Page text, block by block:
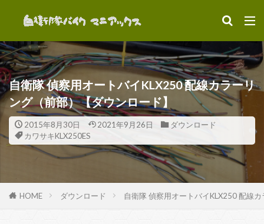
自衛隊 偵察用オートバイKLX250 配線カラーリ
ング（前部）【ダウンロード】
2015年8月30日 2021年9月26日
ダウンロード
カワサキKLX250ES
HOME ダウンロード 自衛隊 偵察用オートバイKLX250 配線
カテゴリー
タグ
KLX250 XLR250R
カワサキKLX250ES
パーツ
ビデオ
ミリタリーバイク
偵察バイク
装備
駐屯地